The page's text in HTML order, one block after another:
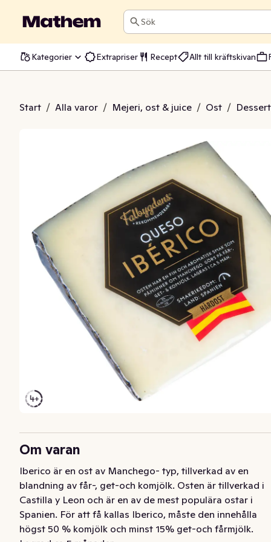
Sök
Kategorier Extrapriser Recept Allt till kräftskivan
Start / Alla varor / Mejeri, ost & juice / Ost /
39% Bonivallis
Om varan
Iberico är en ost av Manchego- typ, tillverkad av en
blandning av får-, get-och komjölk. Osten är tillverkad i
Castilla y Leon och är en av de mest populära ostar i
Spanien. För att få kallas Iberico, måste den innehålla
högst 50 % komjölk och minst 15% get-och fårmjölk.